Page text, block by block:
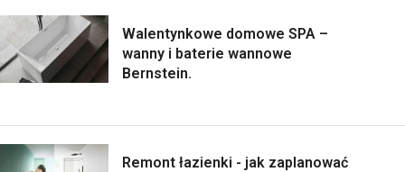
Walentynkowe domowe SPA –
wanny i baterie wannowe
Bernstein.
Remont łazienki - jak zaplanować